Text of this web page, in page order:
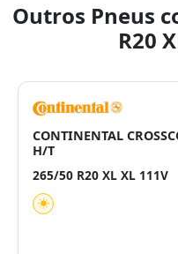
Outros Pneus
R20
CONTINENTAL
H/T
265/50 R20 XL XL 111V